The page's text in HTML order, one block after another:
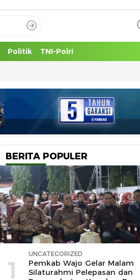
Politik TNI-Polri
BERITA POPULER
1
UNCATEGORIZED
Pemkab Wajo Gelar Malam
Silaturahmi Pelepasan dan